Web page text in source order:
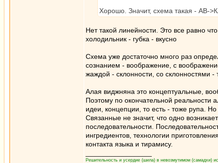
Хорошо. Значит, схема такая - АВ-
Нет такой линейности. Это все равно
холодильник - губка - вкусно
Схема уже достаточно много раз
сознанием - воображение, с
жаждой - склонности, со склонностями
Алая виджняна это концептуальные,
Поэтому по окончательной
идеи, концепции, то есть - тоже рупа.
Связанные не значит, что одно
последовательности.
ингредиентов, технологии
контакта языка и тирамису.
Решительность и усердие (шила) в невозмутимом (самадхи)